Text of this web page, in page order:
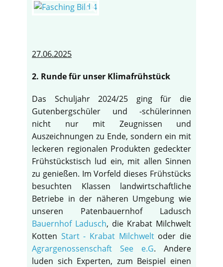
27.06.2025
2. Runde für unser Klimafrühstück
Das Schuljahr 2024/25 ging für die
Gutenbergschüler und -schülerinnen
nicht nur mit Zeugnissen und
Auszeichnungen zu Ende, sondern ein mit
leckeren regionalen Produkten gedeckter
Frühstückstisch lud ein, mit allen Sinnen
zu genießen. Im Vorfeld dieses Frühstücks
besuchten Klassen landwirtschaftliche
Betriebe in der näheren Umgebung wie
unseren Patenbauernhof Ladusch
Bauernhof Ladusch, die Krabat Milchwelt
Kotten Start - Krabat Milchweltoder die
Agrargenossenschaft See e.G. Andere
luden sich Experten, zum Beispiel einen